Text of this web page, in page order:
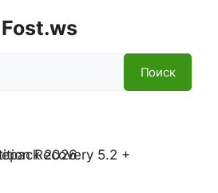
Fost.ws
Поиск